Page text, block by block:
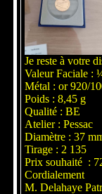
Je reste à votre
Valeur Faciale :
Métal : or 920/
Poids : 8,45 g
Qualité : BE
Atelier : Pessac
Diamètre : 37
Tirage : 2 135
Prix souhaité :
Cordialement
M. Delahaye